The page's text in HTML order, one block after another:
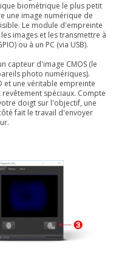
biométrique le plus petit
une image numérique de
Le module d'empreinte
images et les transmettre à
ou à un PC (via USB).
capteur d'image CMOS (le
photo numériques).
et une véritable empreinte
spéciaux. Compte
doigt sur l'objectif, une
fait le travail d'envoyer